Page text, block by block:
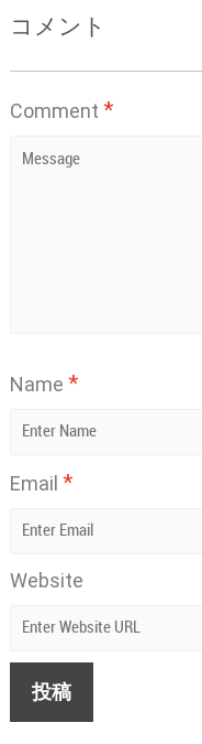
コメント
Comment *
Name *
Email *
Website